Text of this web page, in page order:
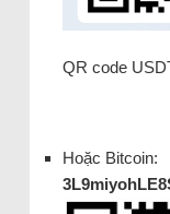
QR code
Hoặc Bitcoin: